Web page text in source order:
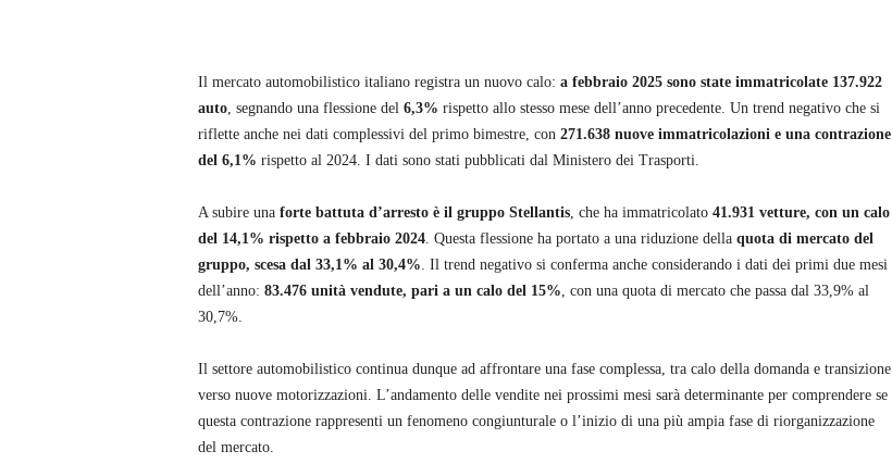
Il mercato automobilistico italiano registra un nuovo calo: a febbraio 2025 sono state immatricolate 137.922
auto, segnando una flessione del 6,3% rispetto allo stesso mese dell’anno precedente. Un trend negativo che si
riflette anche nei dati complessivi del primo bimestre, con 271.638 nuove immatricolazioni e una contrazione
del 6,1% rispetto al 2024. I dati sono stati pubblicati dal Ministero dei Trasporti.
A subire una forte battuta d’arresto è il gruppo Stellantis, che ha immatricolato 41.931 vetture, con un calo
del 14,1% rispetto a febbraio 2024. Questa flessione ha portato a una riduzione della quota di mercato del
gruppo, scesa dal 33,1% al 30,4%. Il trend negativo si conferma anche considerando i dati dei primi due mesi
dell’anno: 83.476 unità vendute, pari a un calo del 15%, con una quota di mercato che passa dal 33,9% al
30,7%.
Il settore automobilistico continua dunque ad affrontare una fase complessa, tra calo della domanda e transizione
verso nuove motorizzazioni. L’andamento delle vendite nei prossimi mesi sarà determinante per comprendere se
questa contrazione rappresenti un fenomeno congiunturale o l’inizio di una più ampia fase di riorganizzazione
del mercato.